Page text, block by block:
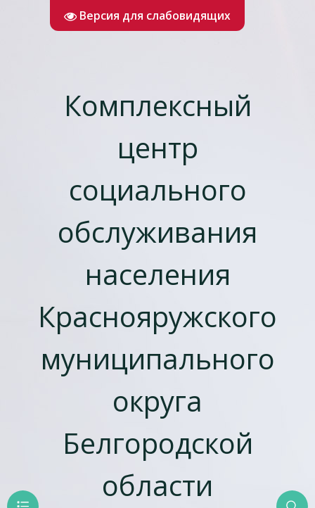
Версия для слабовидящих
Комплексный
центр
социального
обслуживания
населения
Краснояружcкого
муниципального
округа
Белгородской
области